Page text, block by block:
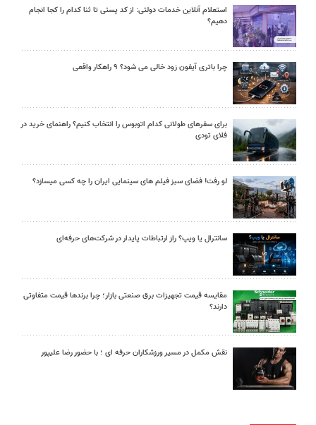
استعلام آنلاین خدمات دولتی: از کد پستی تا ثنا کدام را کجا انجام
دهیم؟
چرا باتری آیفون زود خالی می شود؟ ۹ راهکار واقعی
برای سفرهای طولانی کدام اتوبوس را انتخاب کنیم؟ راهنمای خرید در
فلای تودی
لو رفت! فضای سبز فیلم های سینمایی ایران را چه کسی میسازد؟
سانترال یا ویپ؟ راز ارتباطات پایدار در شرکت‌های حرفه‌ای
مقایسه قیمت تجهیزات برق صنعتی بازار؛ چرا برندها قیمت متفاوتی
دارند؟
نقش مکمل در مسیر ورزشکاران حرفه ای ؛ با حضور رضا علیپور